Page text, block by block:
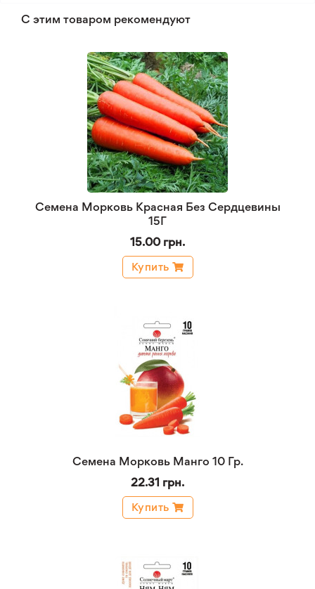
С этим товаром рекомендуют
Семена Морковь Красная Без Сердцевины
15Г
15.00 грн.
Купить
Семена Морковь Манго 10 Гр.
22.31 грн.
Купить